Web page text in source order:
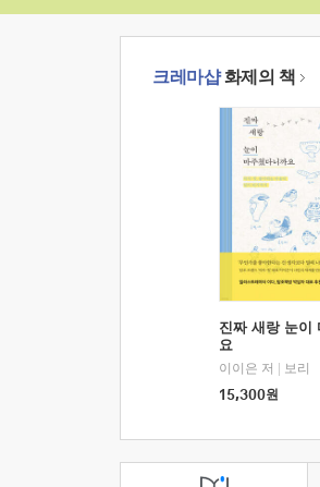
크레마샵화제의 책
진짜 새랑 눈이
요
이이은 저
보리
15,300원